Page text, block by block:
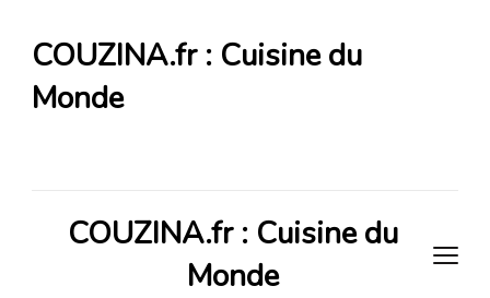
COUZINA.fr : Cuisine du
Monde
COUZINA.fr : Cuisine du
Monde